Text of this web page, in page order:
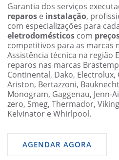
Garantia dos serviços
reparos e instalação,
com especializações para
eletrodomésticos com
competitivos para as marcas
Assistência técnica na região
reparos nas marcas
Continental, Dako, Electrolux,
Ariston, Bertazzoni,
Monogram, Gaggenau, Jenn-
zero, Smeg, Thermador,
Kelvinator e Whirlpool.
AGENDAR AGORA